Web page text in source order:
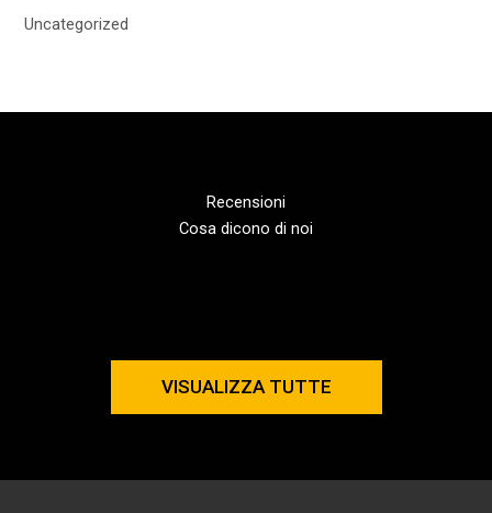
Uncategorized
Recensioni
Cosa dicono di noi
VISUALIZZA TUTTE